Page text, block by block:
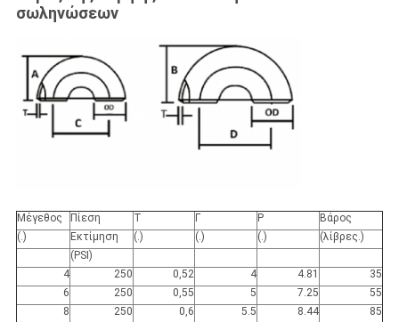
σωληνώσεων
Μέγεθος Πίεση Τ Γ Ρ
Βάρος
(.)
Εκτίμηση (.) (.) (.)
(λίβρες.)
(PSI)
4
250 0,52 4 4.81
35
6
250 0,55 5 7.25
55
8
250 0,6 5.5 8.44
85